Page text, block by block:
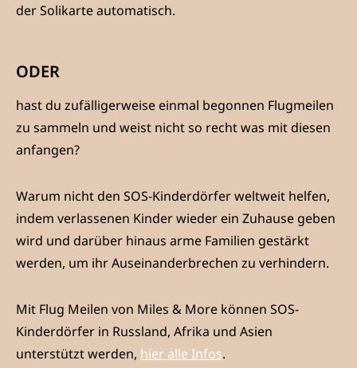
der Solikarte automatisch.
ODER
hast du zufälligerweise einmal begonnen Flugmeilen
zu sammeln und weist nicht so recht was mit diesen
anfangen?
Warum nicht den SOS-Kinderdörfer weltweit helfen,
indem verlassenen Kinder wieder ein Zuhause geben
wird und darüber hinaus arme Familien gestärkt
werden, um ihr Auseinanderbrechen zu verhindern.
Mit Flug Meilen von Miles & More können SOS-
Kinderdörfer in Russland, Afrika und Asien
unterstützt werden, hier alle Infos.